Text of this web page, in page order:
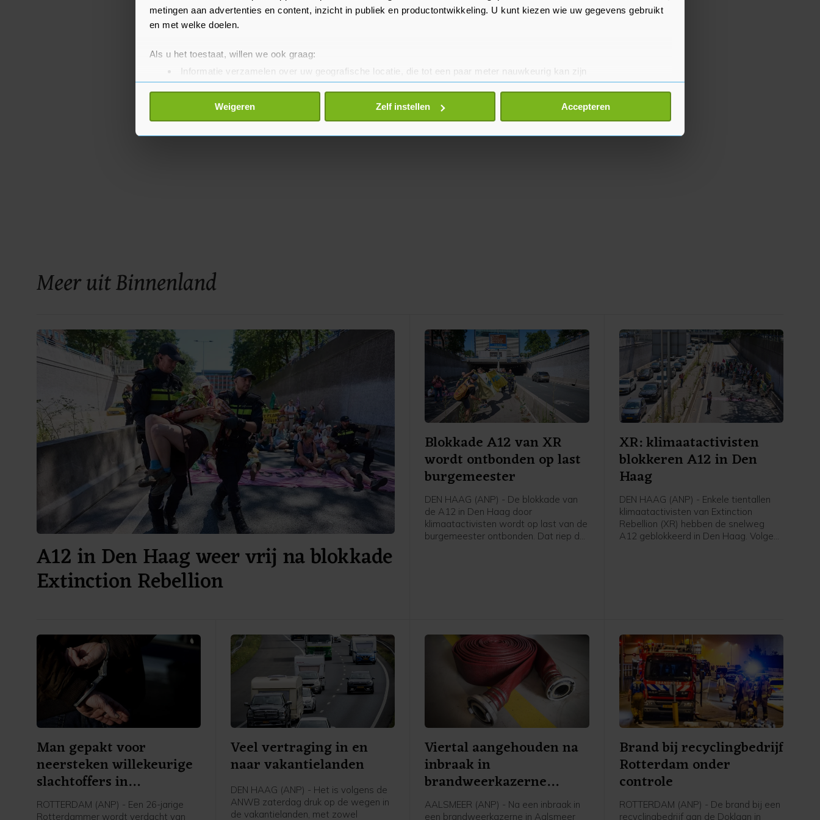
metingen aan advertenties en content, inzicht in publiek en productontwikkeling. U kunt kiezen wie uw gegevens gebruikt
en met welke doelen.
Als u het toestaat, willen we ook graag:
Informatie verzamelen over uw geografische locatie, die tot een paar meter nauwkeurig kan zijn
Uw apparaat identificeren door het actief te scannen op specifieke eigenschappen (fingerprinting)
Lees meer over hoe uw persoonlijke gegevens worden verwerkt en stel uw voorkeuren in het
detailgedeelte
toestemming op elk moment wijzigen of intrekken in de Cookieverklaring.
Weigeren Zelf instellen Accepteren
Meer uit Binnenland
A12 in Den Haag weer vrij na blokkade
Extinction Rebellion
Blokkade A12 van XR
wordt ontbonden op last
burgemeester
DEN HAAG (ANP) - De blokkade van
de A12 in Den Haag door
klimaatactivisten wordt op last van de
burgemeester ontbonden. Dat riep de
XR: klimaatactivisten
blokkeren A12 in Den
Haag
DEN HAAG (ANP) - Enkele tientallen
klimaatactivisten van Extinction
Rebellion (XR) hebben de snelweg
A12 geblokkeerd in Den Haag. Volgens
Man gepakt voor
neersteken willekeurige
slachtoffers in
Rotterdam
ROTTERDAM (ANP) - Een 26-jarige
Rotterdammer wordt verdacht van
Veel vertraging in en
naar vakantielanden
DEN HAAG (ANP) - Het is volgens de
ANWB zaterdag druk op de wegen in
de vakantielanden, met zowel
Viertal aangehouden na
inbraak in
brandweerkazerne
Aalsmeer
AALSMEER (ANP) - Na een inbraak in
een brandweerkazerne in Aalsmeer
Brand bij recyclingbedrijf
Rotterdam onder
controle
ROTTERDAM (ANP) - De brand bij een
recyclingbedrijf aan de Doklaan in